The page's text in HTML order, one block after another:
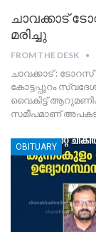
ചാവക്കാട്
മരിച്ചു
FROM THE DESK
ചാവക്കാട് :
കോട്ടപ്പുറം
വൈകിട്ട്
സമീപമാണ്
OBITUARY